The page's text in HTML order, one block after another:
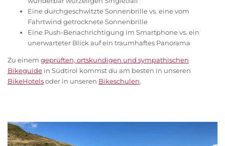
Eine durchgeschwitzte Sonnenbrille vs. eine vom
Fahrtwind getrocknete Sonnenbrille
Eine Push-Benachrichtigung im Smartphone vs. ein
unerwarteter Blick auf ein traumhaftes Panorama
Zu einem geprüften, ortskundigen und sympathischen
Bikeguide in Südtirol kommst du am besten in unseren
BikeHotelsoder in unseren Bikeschulen.